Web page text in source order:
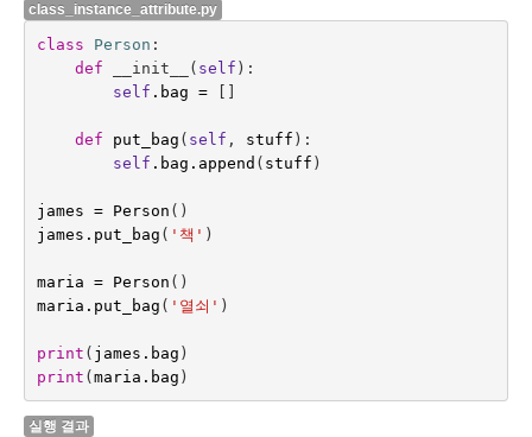
class_instance_attribute.py
class Person :
def
__init__ ( self ):
self . bag = []
def put_bag ( self , stuff ):
self . bag . append ( stuff )
james = Person ()
james . put_bag ( '책' )
maria = Person ()
maria . put_bag ( '열쇠' )
print ( james . bag )
print (maria . bag )
실행 결과